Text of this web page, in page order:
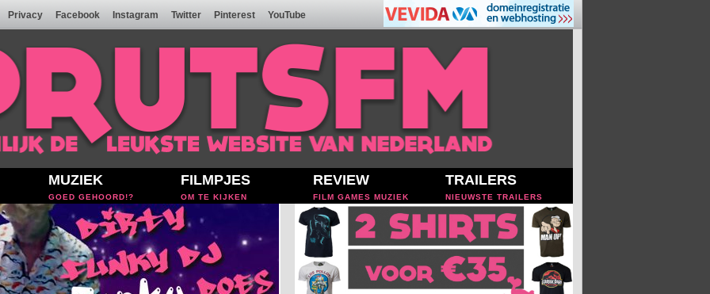
Privacy Facebook Instagram Twitter Pinterest YouTube
MUZIEK
GOED GEHOORD!?
FILMPJES
OM TE KIJKEN
REVIEW
FILM GAMES MUZIEK
TRAILERS
NIEUWSTE TRAILERS